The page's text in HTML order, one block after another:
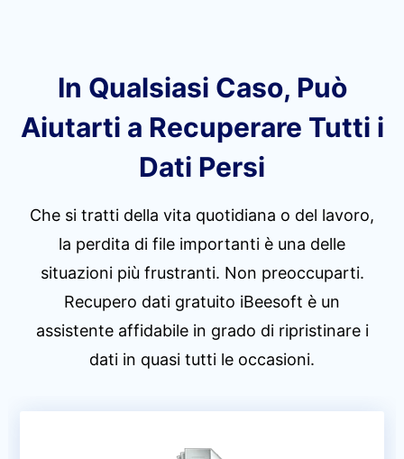
In Qualsiasi Caso, Può
Aiutarti a Recuperare Tutti i
Dati Persi
Che si tratti della vita quotidiana o del lavoro,
la perdita di file importanti è una delle
situazioni più frustranti. Non preoccuparti.
Recupero dati gratuito iBeesoft è un
assistente affidabile in grado di ripristinare i
dati in quasi tutti le occasioni.